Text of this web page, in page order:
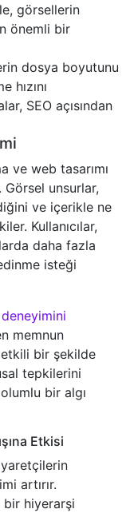
görsellerin
önemli bir
dosya boyutunu
hızını
SEO açısından
ve web tasarımı
Görsel unsurlar,
ve içerikle ne
Kullanıcılar,
daha fazla
isteği
deneyimini
memnun
etkili bir şekilde
tepkilerini
bir algı
Etkisi
artırır.
bir hiyerarşi